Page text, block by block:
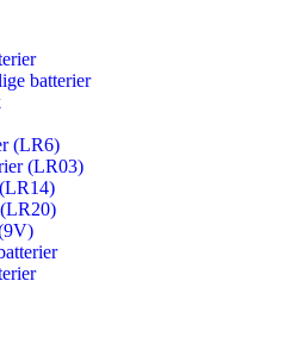
batterier
(LR6)
(LR03)